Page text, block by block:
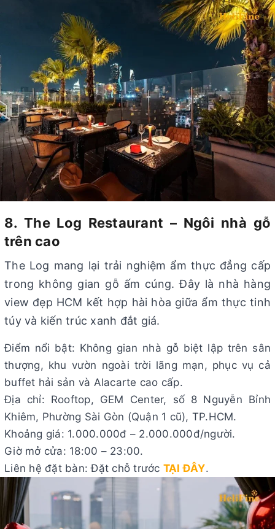
8. The Log Restaurant – Ngôi nhà gỗ
trên cao
The Log mang lại trải nghiệm ẩm thực đẳng cấp
trong không gian gỗ ấm cúng. Đây là nhà hàng
view đẹp HCM kết hợp hài hòa giữa ẩm thực tinh
túy và kiến trúc xanh đắt giá.
Điểm nổi bật: Không gian nhà gỗ biệt lập trên sân
thượng, khu vườn ngoài trời lãng mạn, phục vụ cả
buffet hải sản và Alacarte cao cấp.
Địa chỉ: Rooftop, GEM Center, số 8 Nguyễn Bỉnh
Khiêm, Phường Sài Gòn (Quận 1 cũ), TP.HCM.
Khoảng giá: 1.000.000đ – 2.000.000đ/người.
Giờ mở cửa: 18:00 – 23:00.
Liên hệ đặt bàn: Đặt chỗ trước TẠI ĐÂY.